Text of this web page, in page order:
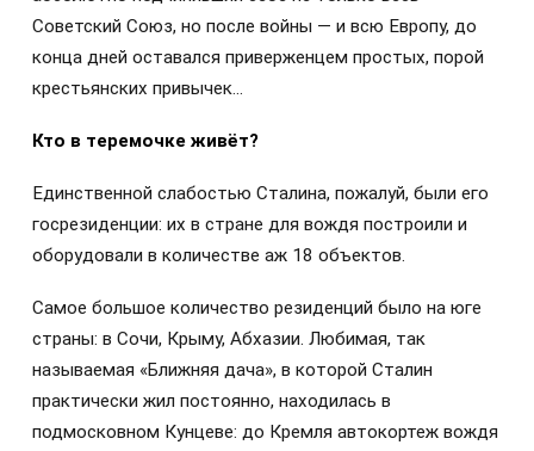
Советский Союз, но после войны — и всю Европу, до
конца дней оставался приверженцем простых, порой
крестьянских привычек…
Кто в теремочке живёт?
Единственной слабостью Сталина, пожалуй, были его
госрезиденции: их в стране для вождя построили и
оборудовали в количестве аж 18 объектов.
Самое большое количество резиденций было на юге
страны: в Сочи, Крыму, Абхазии. Любимая, так
называемая «Ближняя дача», в которой Сталин
практически жил постоянно, находилась в
подмосковном Кунцеве: до Кремля автокортеж вождя